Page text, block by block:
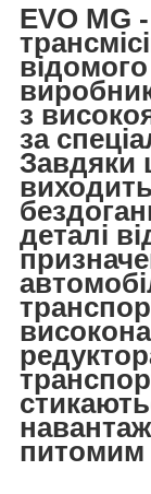
EVO MG
з
за
Завдяки
деталі
питомим